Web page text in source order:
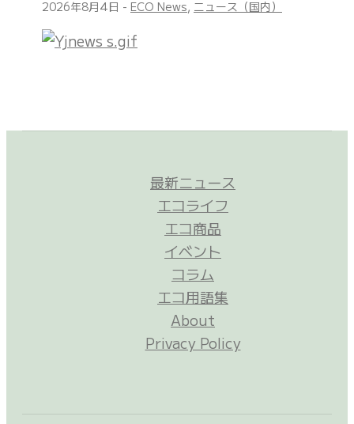
2026年8月4日 - ECO News, ニュース（国内）
最新ニュース
エコライフ
エコ商品
イベント
コラム
エコ用語集
About
Privacy Policy